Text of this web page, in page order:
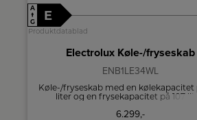
A
↑
G
E
Produktdatablad
Electrolux Køle-/fryseskab
ENB1LE34WL
Køle-/fryseskab med en kølekapacitet
liter og en frysekapacitet på 107
ColdSense og LowFrost-system.
6.299,-